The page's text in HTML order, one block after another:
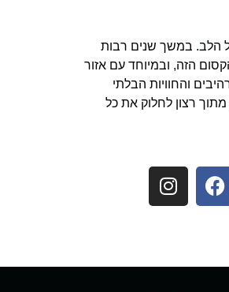
הלב. במשך שנים רבות
הזה, ובמיוחד עם אזור
והחוויות הבלתי
רצון לחלוק את כל